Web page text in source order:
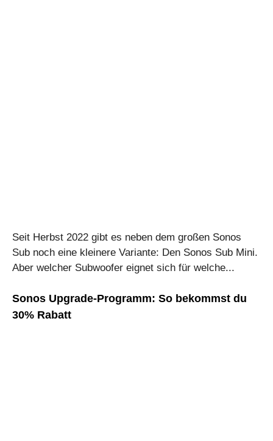
Seit Herbst 2022 gibt es neben dem großen Sonos
Sub noch eine kleinere Variante: Den Sonos Sub Mini.
Aber welcher Subwoofer eignet sich für welche...
Sonos Upgrade-Programm: So bekommst du
30% Rabatt